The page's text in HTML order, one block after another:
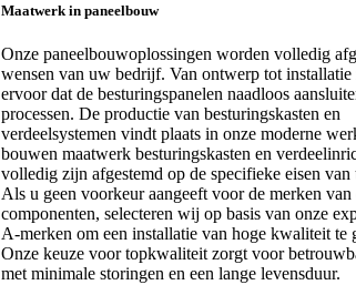
Maatwerk in paneelbouw
Onze paneelbouwoplossingen worden volledig
wensen van uw bedrijf. Van ontwerp tot
ervoor dat de besturingspanelen naadloos
processen. De productie van besturingskasten en
verdeelsystemen vindt plaats in onze moderne
bouwen maatwerk besturingskasten en
volledig zijn afgestemd op de specifieke eisen
Als u geen voorkeur aangeeft voor de merken van
componenten, selecteren wij op basis van onze
A-merken om een installatie van hoge kwaliteit te
Onze keuze voor topkwaliteit zorgt voor
met minimale storingen en een lange levensduur.